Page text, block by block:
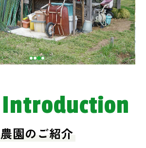
農園のご紹介